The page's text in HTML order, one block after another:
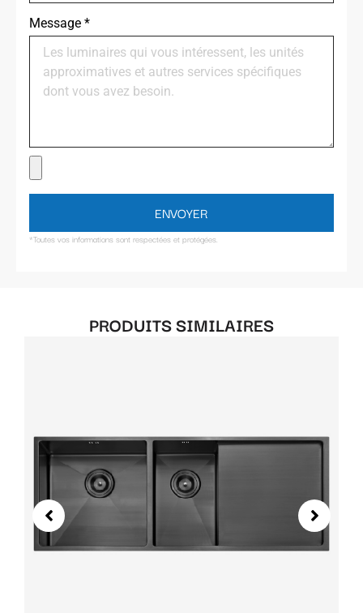
Message *
ENVOYER
*Toutes vos informations sont respectées et protégées.
PRODUITS SIMILAIRES